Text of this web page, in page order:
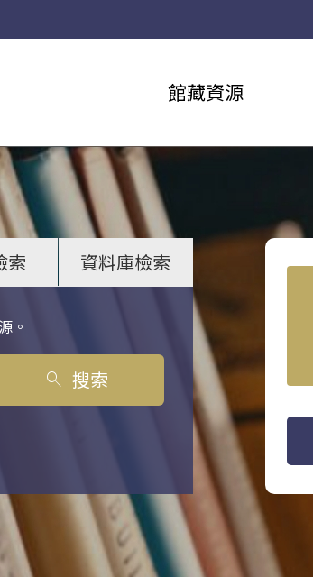
館藏資源
索 資料庫檢索
。
search 搜索